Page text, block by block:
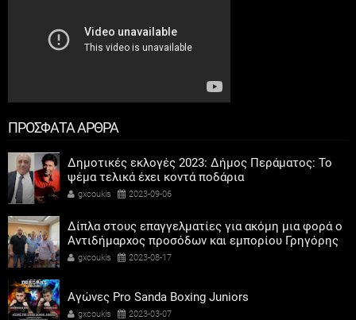
ΠΡΟΣΦΑΤΑ ΑΡΘΡΑ
Δημοτικές εκλογές 2023: Δήμος Περάματος: Το
ψέμα τελικά έχει κοντά ποδάρια
gxcoukis 2023-09-06
Δίπλα στους επαγγελματίες για ακόμη μια φορά ο
Αντιδήμαρχος προσόδων και εμπορίου Γρηγόρης
Καψοκόλης
gxcoukis 2023-08-17
Αγώνες Pro Sanda Boxing Juniors
gxcoukis 2023-03-07